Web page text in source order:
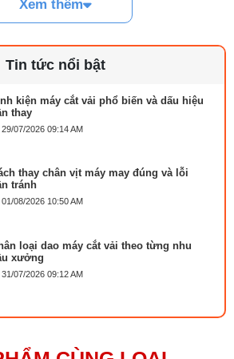
may bao
25/200
Xem thêm
Tin tức nổi bật
03/08/2026 10:22 AM
kiện máy cắt vải phổ biến và dấu hiệu
thay
29/07/2026 09:14 AM
thay chân vịt máy may đúng và lỗi
tránh
01/08/2026 10:50 AM
loại dao máy cắt vải theo từng nhu
xưởng
31/07/2026 09:12 AM
nguyệt máy may là gì phân loại và cách
23/07/2026 10:21 AM